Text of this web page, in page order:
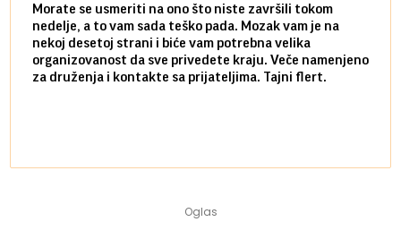
Morate se usmeriti na ono što niste završili tokom
nedelje, a to vam sada teško pada. Mozak vam je na
nekoj desetoj strani i biće vam potrebna velika
organizovanost da sve privedete kraju. Veče namenjeno
za druženja i kontakte sa prijateljima. Tajni flert.